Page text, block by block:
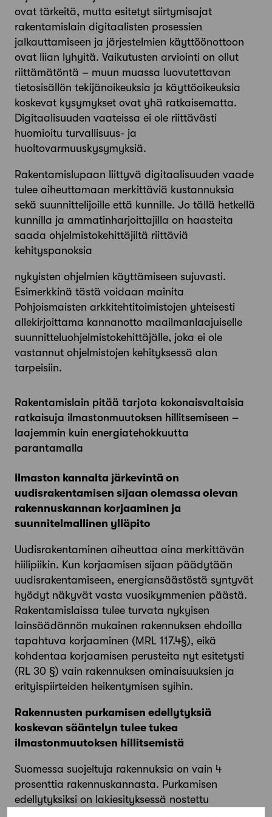
ovat tärkeitä, mutta esitetyt siirtymisajat
rakentamislain digitaalisten prosessien
jalkauttamiseen ja järjestelmien käyttöönottoon
ovat liian lyhyitä. Vaikutusten arviointi on ollut
riittämätöntä – muun muassa luovutettavan
tietosisällön tekijänoikeuksia ja käyttöoikeuksia
koskevat kysymykset ovat yhä ratkaisematta.
Digitaalisuuden vaateissa ei ole riittävästi
huomioitu turvallisuus- ja
huoltovarmuuskysymyksiä.
Rakentamislupaan liittyvä digitaalisuuden vaade
tulee aiheuttamaan merkittäviä kustannuksia
sekä suunnittelijoille että kunnille. Jo tällä hetkellä
kunnilla ja ammatinharjoittajilla on haasteita
saada ohjelmistokehittäjiltä riittäviä
kehityspanoksia
nykyisten ohjelmien käyttämiseen sujuvasti.
Esimerkkinä tästä voidaan mainita
Pohjoismaisten arkkitehtitoimistojen yhteisesti
allekirjoittama kannanotto maailmanlaajuiselle
suunnitteluohjelmistokehittäjälle, joka ei ole
vastannut ohjelmistojen kehityksessä alan
tarpeisiin.
Rakentamislain pitää tarjota kokonaisvaltaisia
ratkaisuja ilmastonmuutoksen hillitsemiseen –
laajemmin kuin energiatehokkuutta
parantamalla
Ilmaston kannalta järkevintä on
uudisrakentamisen sijaan olemassa olevan
rakennuskannan korjaaminen ja
suunnitelmallinen ylläpito
Uudisrakentaminen aiheuttaa aina merkittävän
hiilipiikin. Kun korjaamisen sijaan päädytään
uudisrakentamiseen, energiansäästöstä syntyvät
hyödyt näkyvät vasta vuosikymmenien päästä.
Rakentamislaissa tulee turvata nykyisen
lainsäädännön mukainen rakennuksen ehdoilla
tapahtuva korjaaminen (MRL 117.4§), eikä
kohdentaa korjaamisen perusteita nyt esitetysti
(RL 30 §) vain rakennuksen ominaisuuksien ja
erityispiirteiden heikentymisen syihin.
Rakennusten purkamisen edellytyksiä
koskevan sääntelyn tulee tukea
ilmastonmuutoksen hillitsemistä
Suomessa suojeltuja rakennuksia on vain 4
prosenttia rakennuskannasta. Purkamisen
edellytyksiksi on lakiesityksessä nostettu